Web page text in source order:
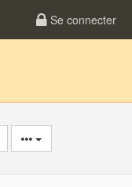
Se connecter